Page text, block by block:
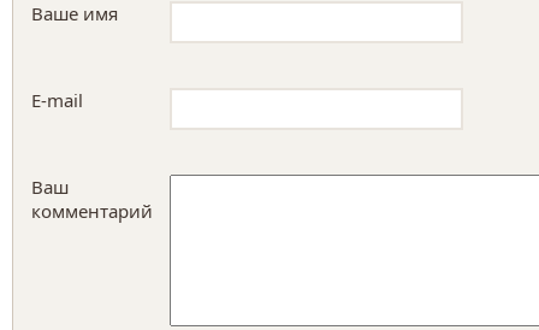
Ваше имя
E-mail
Ваш
комментарий